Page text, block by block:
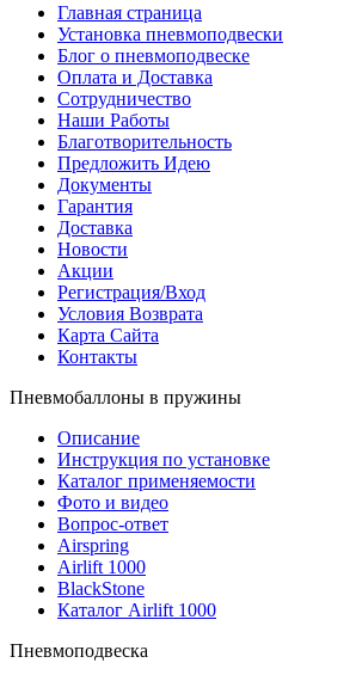
Главная страница
Установка пневмоподвески
Блог о пневмоподвеске
Оплата и Доставка
Сотрудничество
Наши Работы
Благотворительность
Предложить Идею
Документы
Гарантия
Доставка
Новости
Акции
Регистрация/Вход
Условия Возврата
Карта Сайта
Контакты
Пневмобаллоны в пружины
Описание
Инструкция по установке
Каталог применяемости
Фото и видео
Вопрос-ответ
Airspring
Airlift 1000
BlackStone
Каталог Airlift 1000
Пневмоподвеска